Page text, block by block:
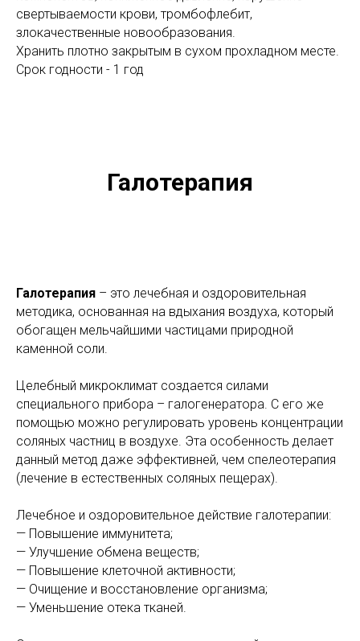
свертываемости крови, тромбофлебит,
злокачественные новообразования.
Хранить плотно закрытым в сухом прохладном месте.
Срок годности - 1 год
Галотерапия
Галотерапия – это лечебная и оздоровительная
методика, основанная на вдыхания воздуха, который
обогащен мельчайшими частицами природной
каменной соли.
Целебный микроклимат создается силами
специального прибора – галогенератора. С его же
помощью можно регулировать уровень концентрации
соляных частниц в воздухе. Эта особенность делает
данный метод даже эффективней, чем спелеотерапия
(лечение в естественных соляных пещерах).
Лечебное и оздоровительное действие галотерапии:
— Повышение иммунитета;
— Улучшение обмена веществ;
— Повышение клеточной активности;
— Очищение и восстановление организма;
— Уменьшение отека тканей.